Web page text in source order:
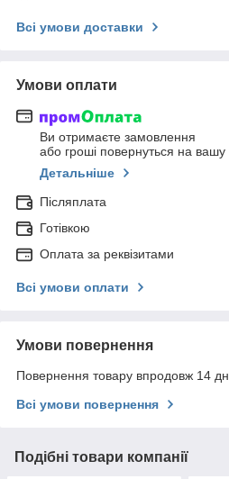
Всі умови доставки
Умови оплати
Ви отримаєте замовлення
або гроші повернуться на вашу
Детальніше
Післяплата
Готівкою
Оплата за реквізитами
Всі умови оплати
Умови повернення
Повернення товару впродовж 14
Всі умови повернення
Подібні товари компанії